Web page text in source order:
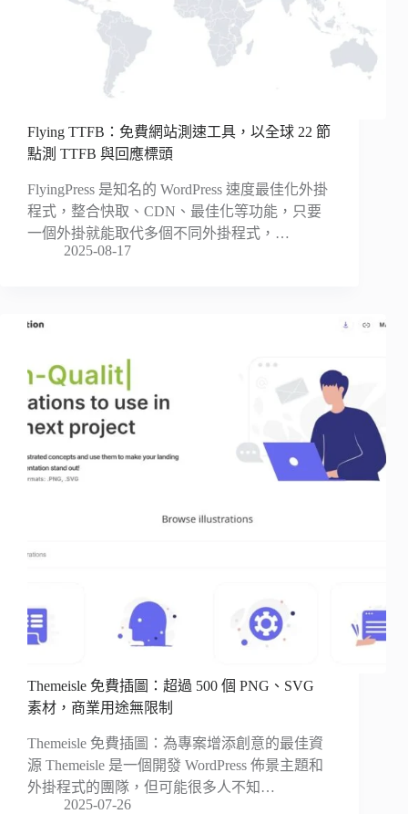
Flying TTFB：免費網站測速工具，以全球 22 節
點測 TTFB 與回應標頭
FlyingPress 是知名的 WordPress 速度最佳化外掛
程式，整合快取、CDN、最佳化等功能，只要
一個外掛就能取代多個不同外掛程式，…
2025-08-17
Themeisle 免費插圖：超過 500 個 PNG、SVG
素材，商業用途無限制
Themeisle 免費插圖：為專案增添創意的最佳資
源 Themeisle 是一個開發 WordPress 佈景主題和
外掛程式的團隊，但可能很多人不知…
2025-07-26